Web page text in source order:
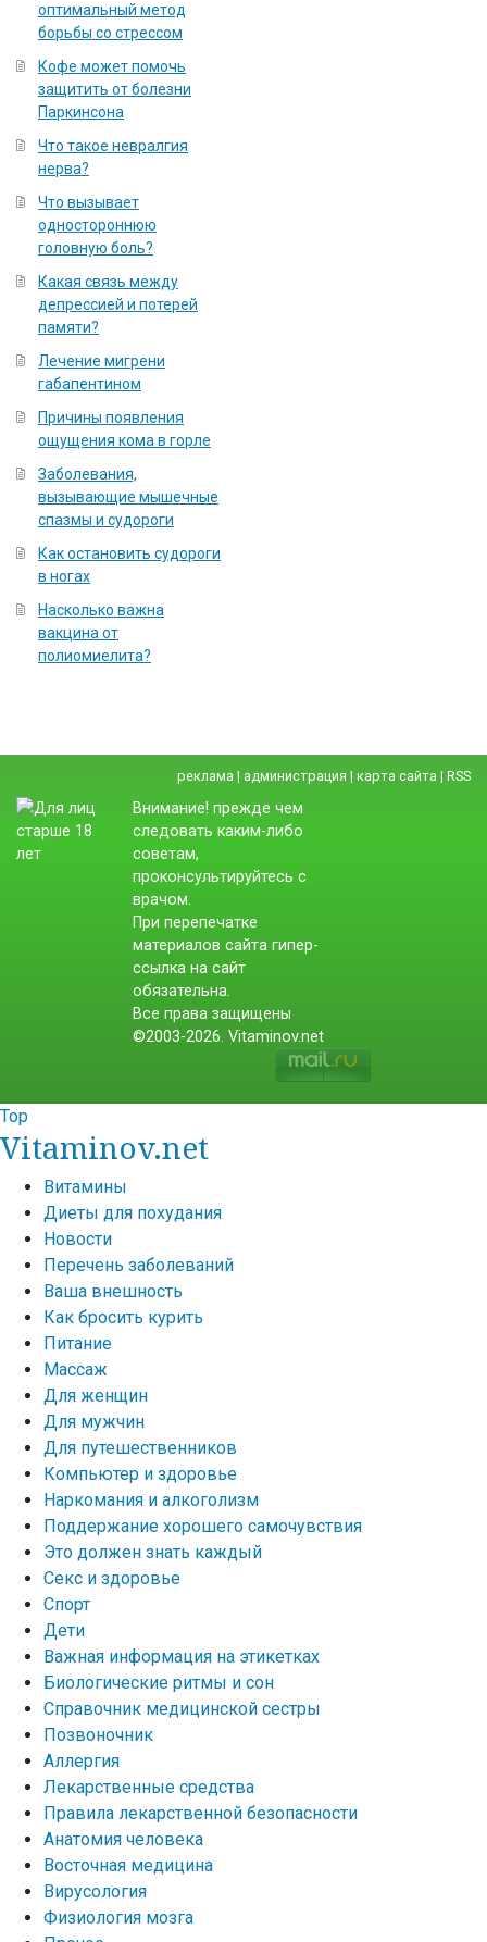
оптимальный метод
борьбы со стрессом
Кофе может помочь
защитить от болезни
Паркинсона
Что такое невралгия
нерва?
Что вызывает
одностороннюю
головную боль?
Какая связь между
депрессией и потерей
памяти?
Лечение мигрени
габапентином
Причины появления
ощущения кома в горле
Заболевания,
вызывающие мышечные
спазмы и судороги
Как остановить судороги
в ногах
Насколько важна
вакцина от
полиомиелита?
реклама | администрация | карта сайта | RSS
Внимание! прежде чем
следовать каким-либо
советам,
проконсультируйтесь с
врачом.
При перепечатке
материалов сайта гипер-
ссылка на сайт
обязательна.
Все права защищены
©2003-2026. Vitaminov.net
Top
Vitaminov.net
Витамины
Диеты для похудания
Новости
Перечень заболеваний
Ваша внешность
Как бросить курить
Питание
Массаж
Для женщин
Для мужчин
Для путешественников
Компьютер и здоровье
Наркомания и алкоголизм
Поддержание хорошего самочувствия
Это должен знать каждый
Секс и здоровье
Спорт
Дети
Важная информация на этикетках
Биологические ритмы и сон
Справочник медицинской сестры
Позвоночник
Аллергия
Лекарственные средства
Правила лекарственной безопасности
Aнатомия человека
Восточная медицина
Вирусология
Физиология мозга